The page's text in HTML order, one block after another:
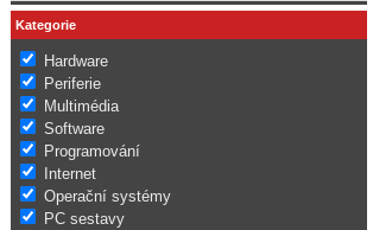
Kategorie
Hardware
Periferie
Multimédia
Software
Programování
Internet
Operační systémy
PC sestavy